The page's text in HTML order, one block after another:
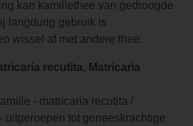
kan kamillethee van gedroogde
langdurig gebruik is
wissel af met andere thee.
recutita, Matricaria
- matricaria recutita /
uitgeroepen tot geneeskrachtige